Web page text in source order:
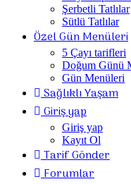
Şerbetli Tatlılar
Sütlü Tatlılar
Özel Gün Menüleri
5 Çayı tarifleri
Doğum Günü
Gün Menüleri
Sağlıklı Yaşam
Giriş yap
Giriş yap
Kayıt Ol
Tarif Gönder
Forumlar